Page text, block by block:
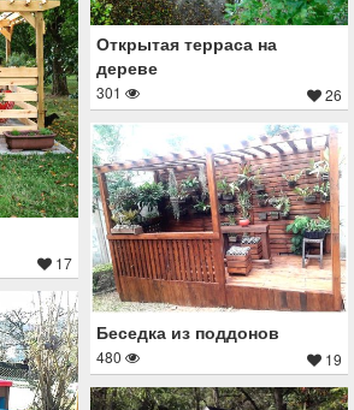
17
Открытая терраса на
дереве
301 26
Беседка из поддонов
480 19